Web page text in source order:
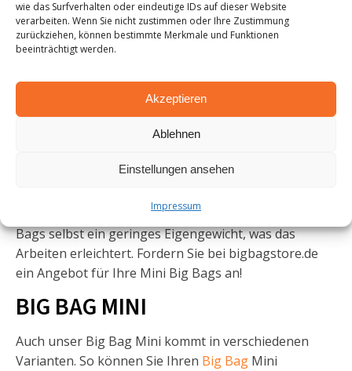
wie das Surfverhalten oder eindeutige IDs auf dieser Website
verarbeiten. Wenn Sie nicht zustimmen oder Ihre Zustimmung
zurückziehen, können bestimmte Merkmale und Funktionen
beeinträchtigt werden.
Akzeptieren
Ablehnen
Einstellungen ansehen
Impressum
bigbagstore.de Ihren Mini Big Bag bestellen. Diese
eignet sich besonders zum Lagern und
Transportieren von kleineren Mengen Ihrer
dem die Big Bags hergestellt werden, ist sehr stark
Tragfähigkeit. Auf der anderen Seite haben die Big
Bags selbst ein geringes Eigengewicht, was das
Arbeiten erleichtert. Fordern Sie bei bigbagstore.de
ein Angebot für Ihre Mini Big Bags an!
BIG BAG MINI
Auch unser Big Bag Mini kommt in verschiedenen
Varianten. So können Sie Ihren Big Bag Mini